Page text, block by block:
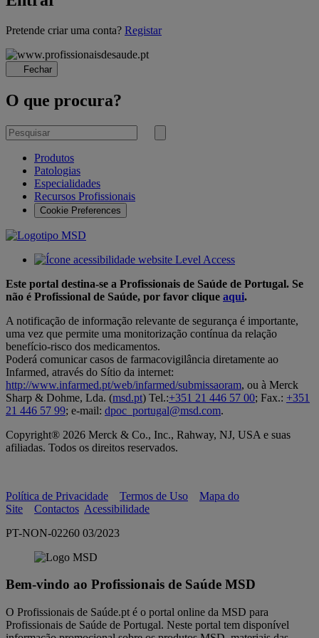
A
Pretende criar uma conta? Registar
Fechar
O que procura?
Pesquisar
por
Submeter
Produtos
Patologias
Especialidades
Recursos Profissionais
Cookie Preferences
Este portal destina-se a Profissionais de Saúde de Portugal. Se
não é Profissional de Saúde, por favor clique aqui.
A notificação de informação relevante de segurança é importante,
uma vez que permite uma monitorização contínua da relação
benefício-risco dos medicamentos.
Poderá comunicar casos de farmacovigilância diretamente ao
Infarmed, através do Sítio da internet:
http://www.infarmed.pt/web/infarmed/submissaoram, ou à Merck
Sharp & Dohme, Lda. (msd.pt) Tel.:+351 21 446 57 00; Fax.: +351
21 446 57 99; e-mail: dpoc_portugal@msd.com.
Copyright® 2026 Merck & Co., Inc., Rahway, NJ, USA e suas
afiliadas. Todos os direitos reservados.
Política de Privacidade Termos de Uso
Mapa do
Site
Contactos Acessibilidade
PT-NON-02260 03/2023
Bem-vindo ao Profissionais de Saúde MSD
O Profissionais de Saúde.pt é o portal online da MSD para
Profissionais de Saúde de Portugal. Neste portal tem disponível